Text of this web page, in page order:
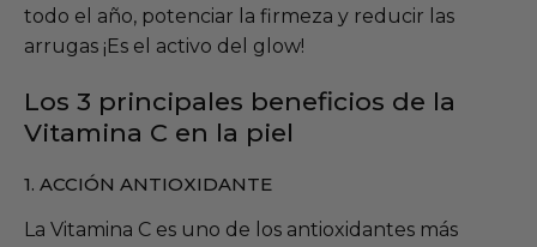
todo el año, potenciar la firmeza y reducir las
arrugas ¡Es el activo del glow!
Los 3 principales beneficios de la
Vitamina C en la piel
1. ACCIÓN ANTIOXIDANTE
La Vitamina C es uno de los antioxidantes más